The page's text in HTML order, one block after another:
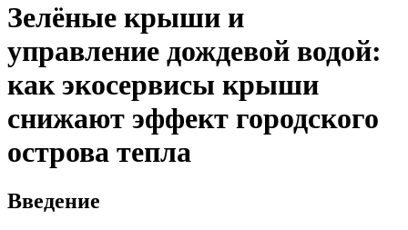
Зелёные крыши и
управление дождевой водой:
как экосервисы крыши
снижают эффект городского
острова тепла
Введение